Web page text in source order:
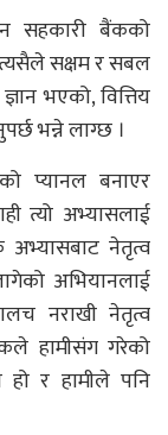
सहकारी बैंकको
सक्षम र सबल
भएको, वित्तिय
भन्ने लाग्छ ।
प्यानल बनाएर
त्यो अभ्यासलाई
अभ्यासबाट नेतृत्व
अभियानलाई
नराखी नेतृत्व
हामीसंग गरेको
हो र हामीले पनि